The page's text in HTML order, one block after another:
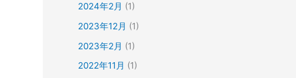
2024年2月 (1)
2023年12月 (1)
2023年2月 (1)
2022年11月 (1)